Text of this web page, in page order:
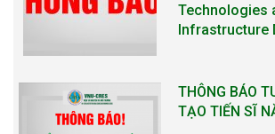
Technologies
Infrastructure
THÔNG BÁO
TẠO TIẾN SĨ